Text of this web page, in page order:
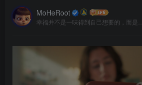
MoHeRoot